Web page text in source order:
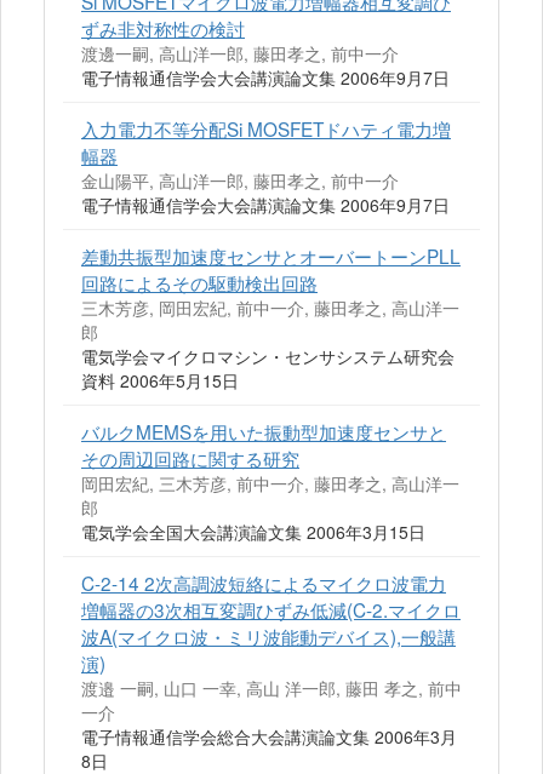
ずみ非対称性の検討
渡邊一嗣, 高山洋一郎, 藤田孝之, 前中一介
電子情報通信学会大会講演論文集 2006年9月7日
入力電力不等分配Si MOSFETドハティ電力増
幅器
金山陽平, 高山洋一郎, 藤田孝之, 前中一介
電子情報通信学会大会講演論文集 2006年9月7日
差動共振型加速度センサとオーバートーンPLL
回路によるその駆動検出回路
三木芳彦, 岡田宏紀, 前中一介, 藤田孝之, 高山洋一
郎
電気学会マイクロマシン・センサシステム研究会
資料 2006年5月15日
バルクMEMSを用いた振動型加速度センサと
その周辺回路に関する研究
岡田宏紀, 三木芳彦, 前中一介, 藤田孝之, 高山洋一
郎
電気学会全国大会講演論文集 2006年3月15日
C-2-14 2次高調波短絡によるマイクロ波電力
増幅器の3次相互変調ひずみ低減(C-2.マイクロ
波A(マイクロ波・ミリ波能動デバイス),一般講
演)
渡邉 一嗣, 山口 一幸, 高山 洋一郎, 藤田 孝之, 前中
一介
電子情報通信学会総合大会講演論文集 2006年3月
8日